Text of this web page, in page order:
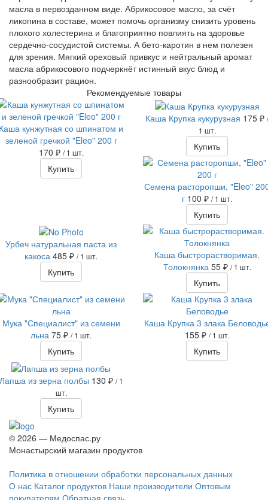
масла в первозданном виде. Абрикосовое масло, за счёт
ликопина в составе, может помочь организму снизить уровень
плохого холестерина и благоприятно повлиять на здоровье
сердечно-сосудистой системы. А бето-каротин в нем полезен
для зрения. Мягкий ореховый привкус и нейтральный аромат
масла абрикосового подчеркнёт истинный вкус блюд и
разнообразит рацион.
Рекомендуемые товары
кунжутная со шпинатом и
зеленой гречкой "Eleo" 200 г
170 ₽ / 1 шт.
Купить
Каша Крупка кукурузная 175 ₽ /
1 шт.
Купить
Семена расторопши, "Eleo"
г 100 ₽ / 1 шт.
Купить
Урбеч натуральная паста из
какоса 485 ₽ / 1 шт.
Купить
Каша быстрорастворимая.
Толокнянка 55 ₽ / 1 шт.
Купить
Мука "Специалист" из семени
льна 75 ₽ / 1 шт.
Купить
Каша Крупка 3 злака
155 ₽ / 1 шт.
Купить
из зерна полбы 130 ₽ / 1
шт.
Купить
© 2026 — Медоспас.ру
Монастырский магазин продуктов
Политика в отношении обработки персональных данных
О нас Каталог продуктов Наши производители Оптовым